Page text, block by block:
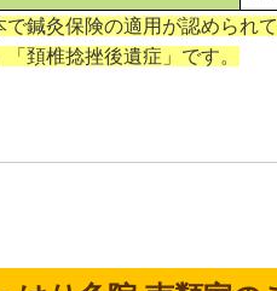
鍼灸保険の適用が認められ
頚椎捻挫後遺症」です。